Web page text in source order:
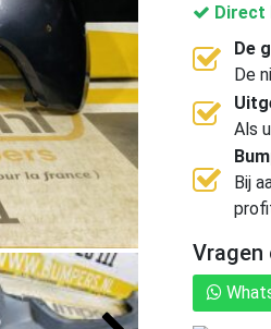
Direct
De
De
Als
Bij
Vragen